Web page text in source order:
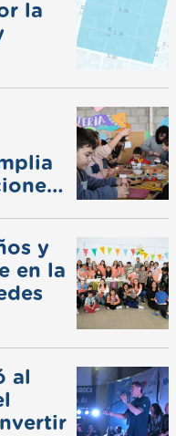
la
y
en la
al